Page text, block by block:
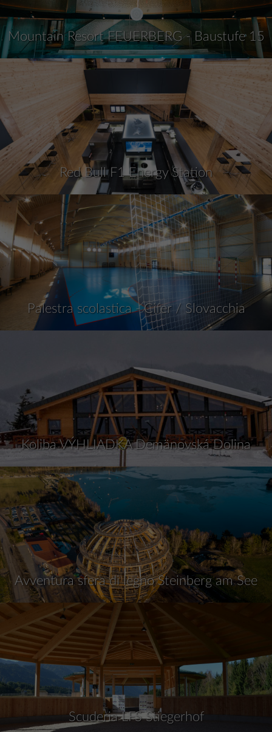
Mountain Resort FEUERBERG - Baustufe 15
Red Bull F1 Energy Station
Palestra scolastica - Cifer / Slovacchia
Koliba VÝHLIADKA Demänovská Dolina
Avventura sfera di legno Steinberg am See
Scuderia LFS Stiegerhof